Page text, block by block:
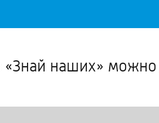
«Знай наших»